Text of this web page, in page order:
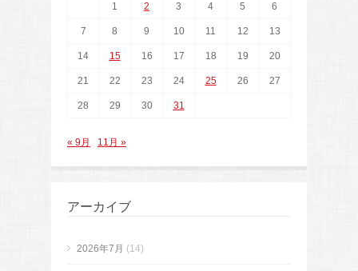
1 2 3 4 5 6
7 8 9 10 11 12 13
14 15 16 17 18 19 20
21 22 23 24 25 26 27
28 29 30 31
« 9月 11月 »
アーカイブ
2026年7月 (14)